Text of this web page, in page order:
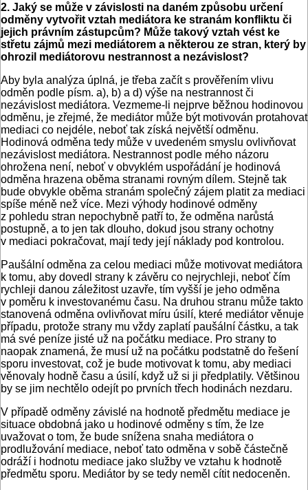
2. Jaký se může v závislosti na daném způsobu určení
odměny vytvořit vztah mediátora ke stranám konfliktu či
jejich právním zástupcům? Může takový vztah vést ke
střetu zájmů mezi mediátorem a některou ze stran, který by
ohrozil mediátorovu nestrannost a nezávislost?
Aby byla analýza úplná, je třeba začít s prověřením vlivu
odměn podle písm. a), b) a d) výše na nestrannost či
nezávislost mediátora. Vezmeme-li nejprve běžnou hodinovou
odměnu, je zřejmé, že mediátor může být motivován protahovat
mediaci co nejdéle, neboť tak získá největší odměnu.
Hodinová odměna tedy může v uvedeném smyslu ovlivňovat
nezávislost mediátora. Nestrannost podle mého názoru
ohrožena není, neboť v obvyklém uspořádání je hodinová
odměna hrazena oběma stranami rovným dílem. Stejně tak
bude obvykle oběma stranám společný zájem platit za mediaci
spíše méně než více. Mezi výhody hodinové odměny
z pohledu stran nepochybně patří to, že odměna narůstá
postupně, a to jen tak dlouho, dokud jsou strany ochotny
v mediaci pokračovat, mají tedy její náklady pod kontrolou.
Paušální odměna za celou mediaci může motivovat mediátora
k tomu, aby dovedl strany k závěru co nejrychleji, neboť čím
rychleji danou záležitost uzavře, tím vyšší je jeho odměna
v poměru k investovanému času. Na druhou stranu může takto
stanovená odměna ovlivňovat míru úsilí, které mediátor věnuje
případu, protože strany mu vždy zaplatí paušální částku, a tak
má své peníze jisté už na počátku mediace. Pro strany to
naopak znamená, že musí už na počátku podstatně do řešení
sporu investovat, což je bude motivovat k tomu, aby mediaci
věnovaly hodně času a úsilí, když už si ji předplatily. Většinou
by se jim nechtělo odejít po prvních třech hodinách nezdaru.
V případě odměny závislé na hodnotě předmětu mediace je
situace obdobná jako u hodinové odměny s tím, že lze
uvažovat o tom, že bude snížena snaha mediátora o
prodlužování mediace, neboť tato odměna v sobě částečně
odráží i hodnotu mediace jako služby ve vztahu k hodnotě
předmětu sporu. Mediátor by se tedy neměl cítit nedoceněn.